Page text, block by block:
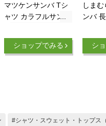
マツケンサンバ Tシ
ャツ カラフルサンバ
ショップでみる
しま
ンバ
シ
シャツ・スウェット・トップス